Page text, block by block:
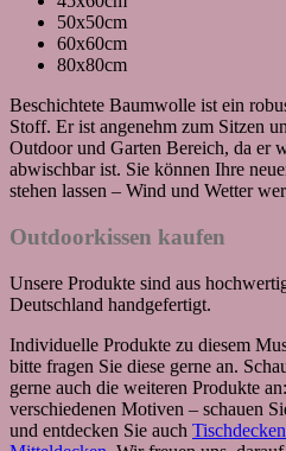
50x50cm
60x60cm
80x80cm
Beschichtete Baumwolle ist ein
Stoff. Er ist angenehm zum Sitzen
Outdoor und Garten Bereich, da er
abwischbar ist. Sie können Ihre
stehen lassen – Wind und Wetter
Outdoorkissen kaufen
Unsere Produkte sind aus
Deutschland handgefertigt.
Individuelle Produkte zu diesem
bitte fragen Sie diese gerne an.
gerne auch die weiteren Produkte
verschiedenen Motiven – schauen
und entdecken Sie auch Tischdecken